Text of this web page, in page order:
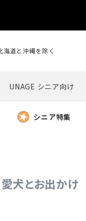
道と沖縄を除く
UNAGE シニア向け
シニア特集
愛犬とお出かけ